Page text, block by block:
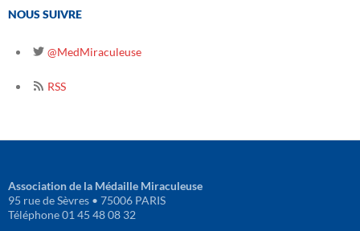
NOUS SUIVRE
@MedMiraculeuse
RSS
Association de la Médaille Miraculeuse
95 rue de Sèvres • 75006 PARIS
Téléphone 01 45 48 08 32